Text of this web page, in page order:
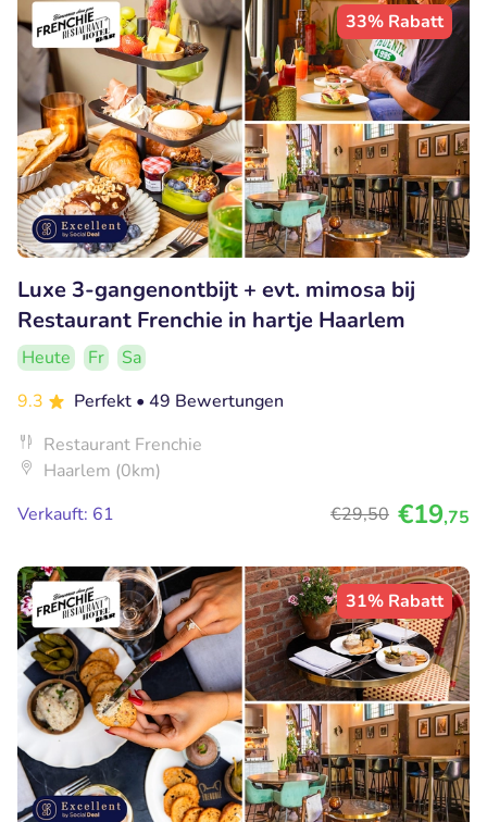
33% Rabatt
Luxe 3-gangenontbijt + evt. mimosa bij
Restaurant Frenchie in hartje Haarlem
Heute Fr
Sa
9.3
Perfekt • 49 Bewertungen
Restaurant Frenchie
Haarlem (0km)
Verkauft: 61
€29,50 €19,75
31% Rabatt